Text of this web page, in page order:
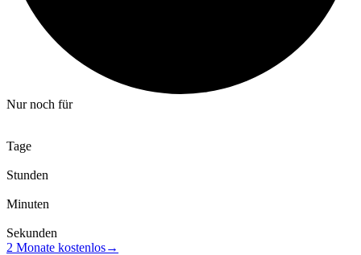
Nur noch für
Tage
Stunden
Minuten
Sekunden
2 Monate kostenlos→